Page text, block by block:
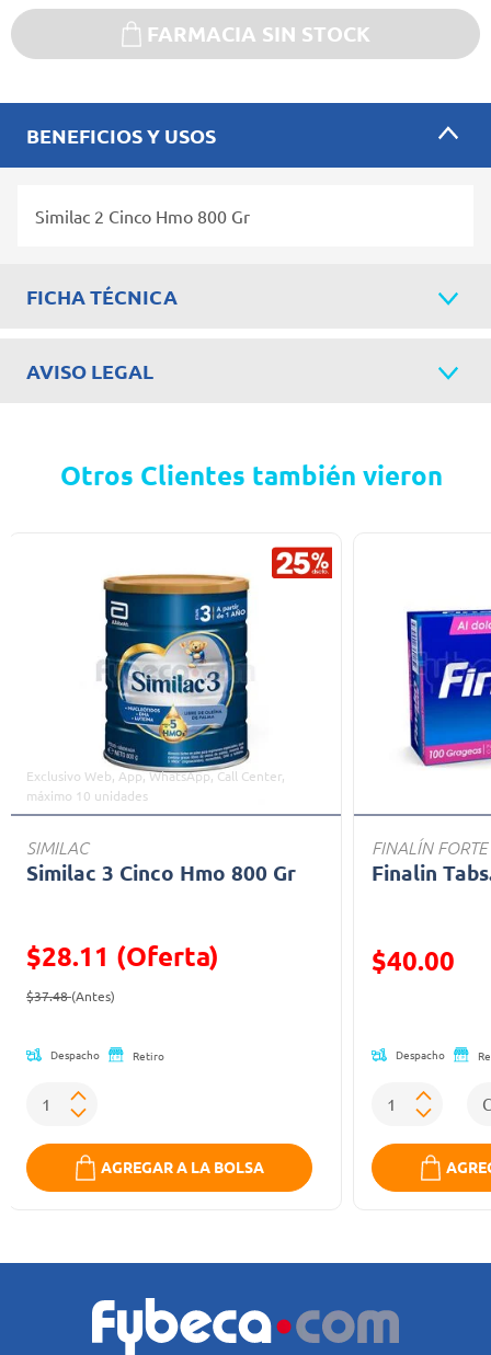
FARMACIA SIN STOCK
BENEFICIOS Y USOS
Similac 2 Cinco Hmo 800 Gr
FICHA TÉCNICA
AVISO LEGAL
Otros Clientes también vieron
Exclusivo Web, App, WhatsApp, Call Center,
máximo 10 unidades
SIMILAC
Similac 3 Cinco Hmo 800 Gr
$28.11 (Oferta)
Precio reducido de
$37.48(Antes)
Despacho Retiro
AGREGAR A LA BOLSA
FINALÍN FORTE
Finalin
Precio
$40.00
Despacho